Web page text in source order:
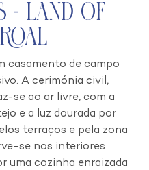
- Land of
casamento de campo
A cerimónia civil,
se ao ar livre, com a
e a luz dourada por
terraços e pela zona
se nos interiores
uma cozinha enraizada